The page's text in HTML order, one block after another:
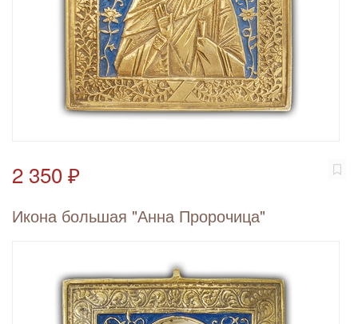
2 350 ₽
Икона большая "Анна Пророчица"